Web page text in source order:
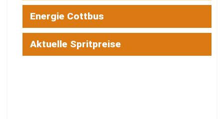
Energie Cottbus
Aktuelle Spritpreise